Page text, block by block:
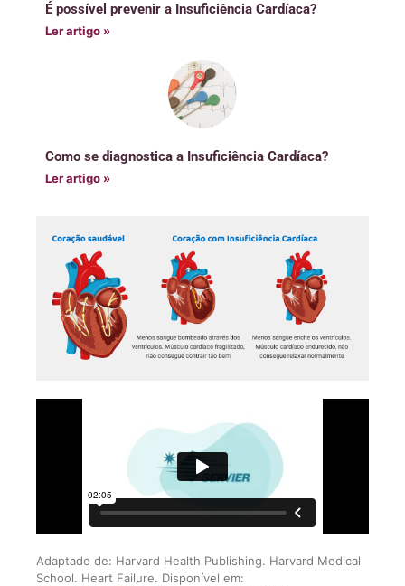
É possível prevenir a Insuficiência Cardíaca?
Ler artigo »
Como se diagnostica a Insuficiência Cardíaca?
Ler artigo »
Adaptado de: Harvard Health Publishing. Harvard Medical
School. Heart Failure. Disponível em: